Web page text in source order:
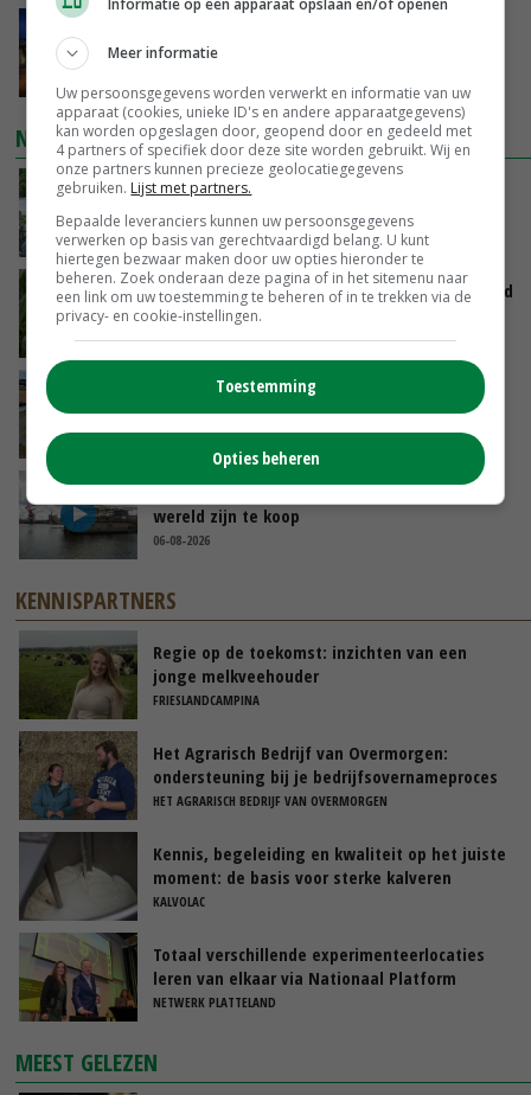
hogere omzet
NIEUWSTE VIDEO'S
Oekraïne-vlogger Kees Huizinga: ‘Bezoek van
de ambassade mag zelf groente plukken’
GISTEREN, 12:00
Limburgse mais van Frijns doet het verrassend
goed
GISTEREN, 10:00
Droogte veroorzaakt steeds meer problemen:
‘Bassin afgelopen week al leeg’
Koeien van enige drijvende boerderij ter
wereld zijn te koop
06-08-2026
KENNISPARTNERS
Regie op de toekomst: inzichten van een
jonge melkveehouder
FRIESLANDCAMPINA
Het Agrarisch Bedrijf van Overmorgen:
ondersteuning bij je bedrijfsovernameproces
HET AGRARISCH BEDRIJF VAN OVERMORGEN
Kennis, begeleiding en kwaliteit op het juiste
moment: de basis voor sterke kalveren
KALVOLAC
Totaal verschillende experimenteerlocaties
leren van elkaar via Nationaal Platform
NETWERK PLATTELAND
MEEST GELEZEN
Meer informatie
Uw persoonsgegevens worden verwerkt en informatie van uw
apparaat (cookies, unieke ID's en andere apparaatgegevens)
kan worden opgeslagen door, geopend door en gedeeld met
4 partners of specifiek door deze site worden gebruikt. Wij en
onze partners kunnen precieze geolocatiegegevens
gebruiken. Lijst met partners.
Bepaalde leveranciers kunnen uw persoonsgegevens
verwerken op basis van gerechtvaardigd belang. U kunt
hiertegen bezwaar maken door uw opties hieronder te
beheren. Zoek onderaan deze pagina of in het sitemenu naar
een link om uw toestemming te beheren of in te trekken via de
privacy- en cookie-instellingen.
Toestemming
Opties beheren